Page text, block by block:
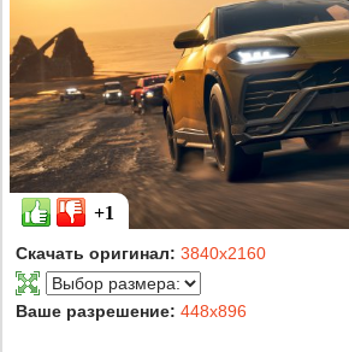
+1
Скачать оригинал: 3840x2160
Ваше разрешение: 448x896